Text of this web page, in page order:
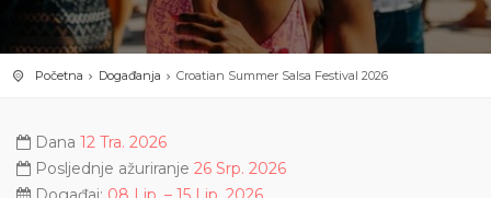
Početna Događanja Croatian Summer Salsa Festival 2026
Dana 12 Tra. 2026
Posljednje ažuriranje 26 Srp. 2026